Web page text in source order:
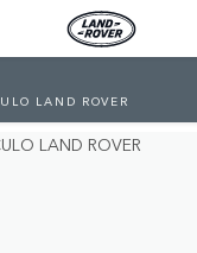
LAND ROVER